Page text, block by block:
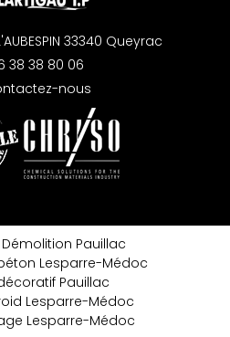
33340 Queyrac
38 38 80 06
nous
Démolition Pauillac
Lesparre-Médoc
Pauillac
Lesparre-Médoc
Lesparre-Médoc